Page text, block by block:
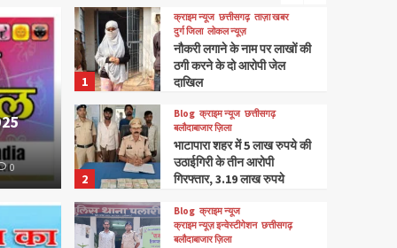
0
1
क्राइम न्यूज छत्तीसगढ़ ताज़ा खबर
दुर्ग जिला लोकल न्यूज़
नौकरी लगाने के नाम पर लाखों की
ठगी करने के दो आरोपी जेल
दाखिल
2
Blog क्राइम न्यूज छत्तीसगढ़
बलौदाबाजार ज़िला
भाटापारा शहर में 5 लाख रुपये की
उठाईगिरी के तीन आरोपी
गिरफ्तार, 3.19 लाख रुपये
Blog क्राइम न्यूज
क्राइम न्यूज़ इन्वेस्टीगेशन छत्तीसगढ़
बलौदाबाजार ज़िला
फिल्म हॉलीवुड
Jurassic World Rebirth,
CNINews2017 June 6, 2025 0